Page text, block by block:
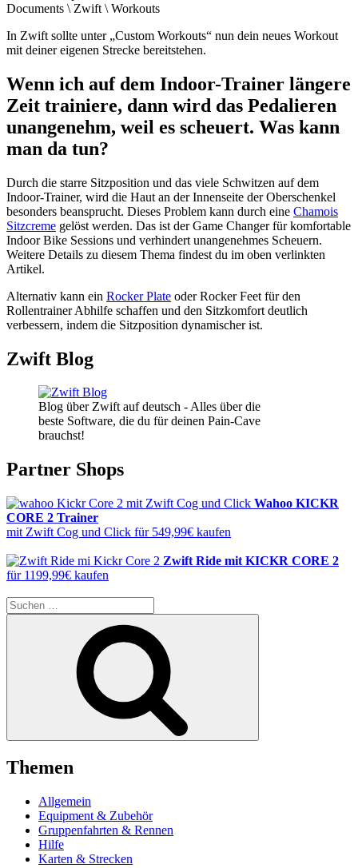
Documents \ Zwift \ Workouts
In Zwift sollte unter „Custom Workouts“ nun dein neues Workout
mit deiner eigenen Strecke bereitstehen.
Wenn ich auf dem Indoor-Trainer längere
Zeit trainiere, dann wird das Pedalieren
unangenehm, weil es scheuert. Was kann
man da tun?
Durch die starre Sitzposition und das viele Schwitzen auf dem
Indoor-Trainer, wird die Haut an der Innenseite der Oberschenkel
besonders beansprucht. Dieses Problem kann durch eine Chamois
Sitzcreme gelöst werden. Das ist der Game Changer für komfortable
Indoor Bike Sessions und verhindert unangenehmes Scheuern.
Weitere Details zu diesem Thema findest du im oben verlinkten
Artikel.
Alternativ kann ein Rocker Plate oder Rocker Feet für den
Rollentrainer Abhilfe schaffen und den Sitzkomfort deutlich
verbessern, indem die Sitzposition dynamischer ist.
Zwift Blog
Blog über Zwift auf deutsch - Alles über die
beste Software, die du für deinen Pain-Cave
brauchst!
Partner Shops
Wahoo KICKR
CORE 2 Trainer
mit Zwift Cog und Click für 549,99€ kaufen
Zwift Ride mit KICKR CORE 2
für 1199,99€ kaufen
Suche
nach:
Themen
Allgemein
Equipment & Zubehör
Gruppenfahrten & Rennen
Hilfe
Karten & Strecken